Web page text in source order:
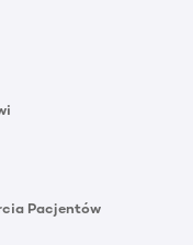
Pacjentów